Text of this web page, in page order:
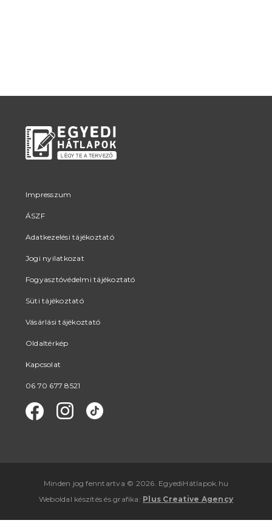
Impresszum
ÁSZF
Adatkezelési tájékoztató
Jogi nyilatkozat
Fogyasztóvédelmi tájékoztató
Süti tájékoztató
Vásárlási tájékoztató
Oldaltérkép
Kapcsolat
06 70 677 8521
Minden jog fenntartva © 2026. EgyediHátlapok.hu
Weboldal készítés ésgrafika : Plus Creative Agency